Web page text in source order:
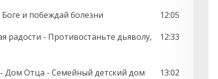
Боге и побеждай болезни
12:05
радости - Противостаньте дьяволу,
12:33
- Дом Отца - Семейный детский дом
13:02